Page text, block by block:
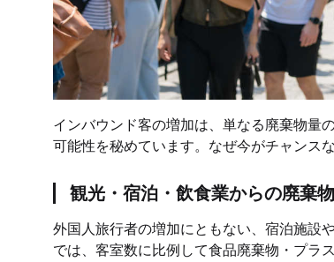
インバウンド客の増加は、単なる廃棄物量
可能性を秘めています。なぜ今がチャンス
観光・宿泊・飲食業からの廃棄
外国人旅行者の増加にともない、宿泊施設
では、客室数に比例して食品廃棄物・プラ